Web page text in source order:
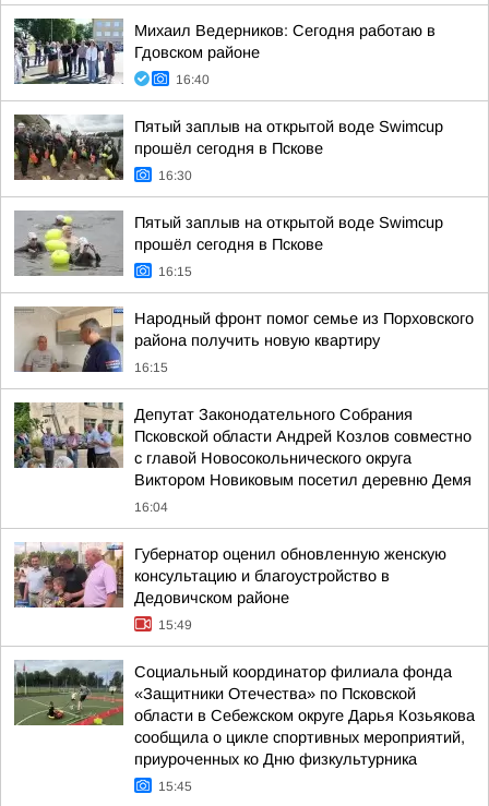
Михаил Ведерников: Сегодня работаю в
Гдовском районе
16:40
Пятый заплыв на открытой воде Swimcup
прошёл сегодня в Пскове
16:30
Пятый заплыв на открытой воде Swimcup
прошёл сегодня в Пскове
16:15
Народный фронт помог семье из Порховского
района получить новую квартиру
16:15
Депутат Законодательного Собрания
Псковской области Андрей Козлов совместно
с главой Новосокольнического округа
Виктором Новиковым посетил деревню Демя
16:04
Губернатор оценил обновленную женскую
консультацию и благоустройство в
Дедовичском районе
15:49
Социальный координатор филиала фонда
«Защитники Отечества» по Псковской
области в Себежском округе Дарья Козьякова
сообщила о цикле спортивных мероприятий,
приуроченных ко Дню физкультурника
15:45